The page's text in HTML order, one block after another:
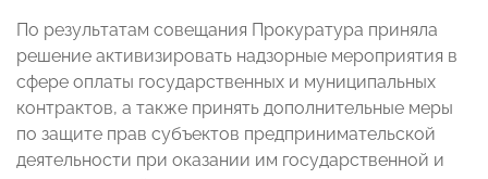
По результатам совещания Прокуратура приняла
решение активизировать надзорные мероприятия в
сфере оплаты государственных и муниципальных
контрактов, а также принять дополнительные меры
по защите прав субъектов предпринимательской
деятельности при оказании им государственной и